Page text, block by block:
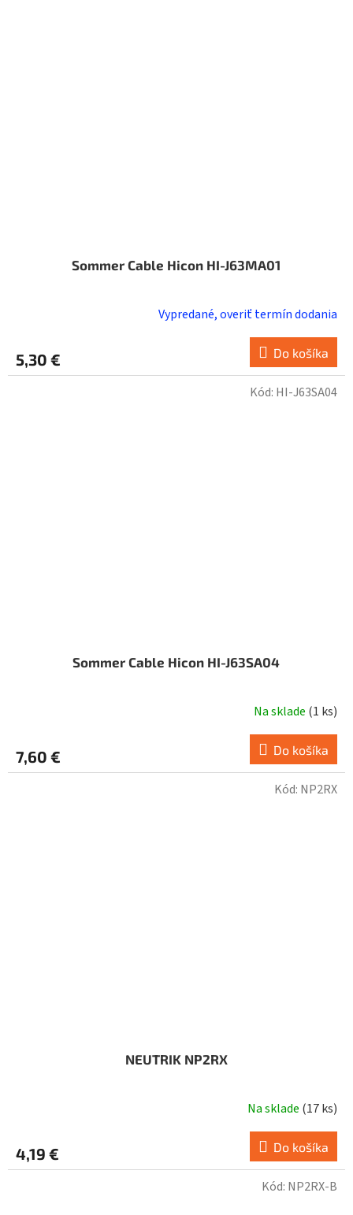
Sommer Cable Hicon HI-J63MA01
Vypredané, overiť termín dodania
5,30 € Do košíka
Sommer Cable Hicon HI-J63SA04
Na sklade (1 ks)
7,60 € Do košíka
Kód: HI-J63SA04
NEUTRIK NP2RX
Na sklade (17 ks)
4,19 € Do košíka
Kód: NP2RX
Kód: NP2RX-B